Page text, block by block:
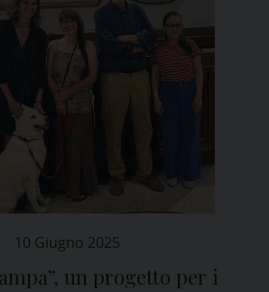
10 Giugno 2025
un progetto per i